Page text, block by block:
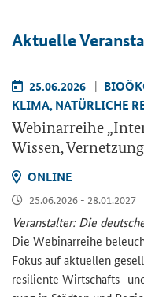
Ak­tu­el­le
25.06.2026
KLIMA, NA­TÜR­LI­CHE
We­bi­nar­rei­he „
Wis­sen,
ON­LINE
25.06.2026 - 28.01.2027
Ver­an­stal­ter: Die
Die We­bi­nar­rei­he
Fokus auf ak­tu­el­len
re­si­li­en­te Wirtschafts-​